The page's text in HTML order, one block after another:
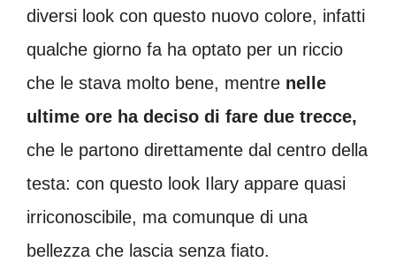
diversi look con questo nuovo colore, infatti
qualche giorno fa ha optato per un riccio
che le stava molto bene, mentre nelle
ultime ore ha deciso di fare due trecce,
che le partono direttamente dal centro della
testa: con questo look Ilary appare quasi
irriconoscibile, ma comunque di una
bellezza che lascia senza fiato.